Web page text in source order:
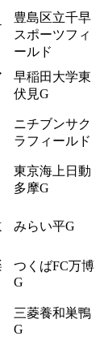
豊島区立千早
スポーツフィ
ールド
早稲田大学東
伏見G
ニチブンサク
ラフィールド
東京海上日動
多摩G
みらい平G
つくばFC万博
G
三菱養和巣鴨
G